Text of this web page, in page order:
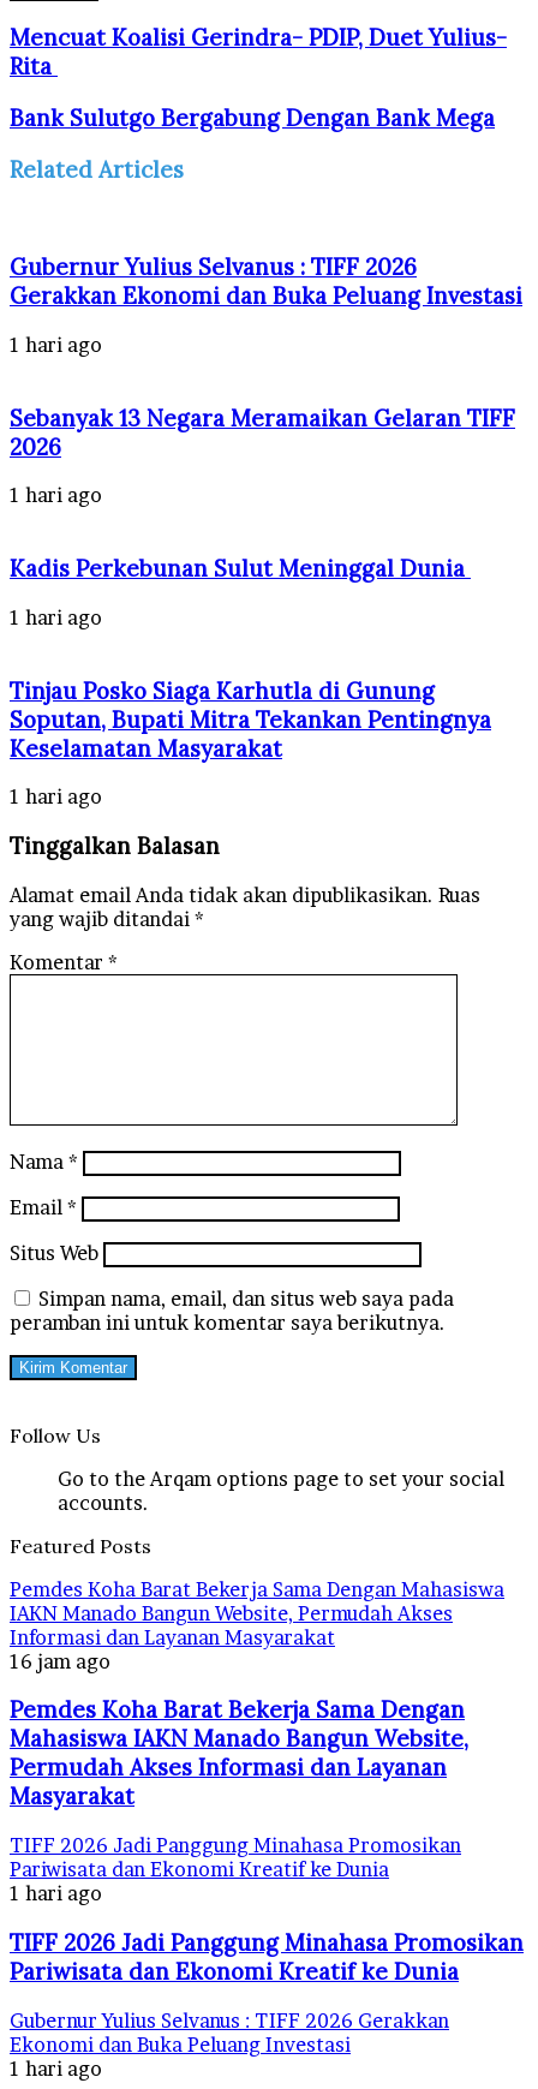
Mencuat Koalisi Gerindra- PDIP, Duet Yulius-
Rita
Bank Sulutgo Bergabung Dengan Bank Mega
Related Articles
Gubernur Yulius Selvanus : TIFF 2026
Gerakkan Ekonomi dan Buka Peluang Investasi
1 hari ago
Sebanyak 13 Negara Meramaikan Gelaran TIFF
2026
1 hari ago
Kadis Perkebunan Sulut Meninggal Dunia
1 hari ago
Tinjau Posko Siaga Karhutla di Gunung
Soputan, Bupati Mitra Tekankan Pentingnya
Keselamatan Masyarakat
1 hari ago
Tinggalkan Balasan
Alamat email Anda tidak akan dipublikasikan. Ruas
yang wajib ditandai *
Komentar *
Nama *
Email *
Situs Web
Simpan nama, email, dan situs web saya pada
peramban ini untuk komentar saya berikutnya.
Follow Us
Go to the Arqam options page to set your social
accounts.
Featured Posts
Pemdes Koha Barat Bekerja Sama Dengan Mahasiswa
IAKN Manado Bangun Website, Permudah Akses
Informasi dan Layanan Masyarakat
16 jam ago
Pemdes Koha Barat Bekerja Sama Dengan
Mahasiswa IAKN Manado Bangun Website,
Permudah Akses Informasi dan Layanan
Masyarakat
TIFF 2026 Jadi Panggung Minahasa Promosikan
Pariwisata dan Ekonomi Kreatif ke Dunia
1 hari ago
TIFF 2026 Jadi Panggung Minahasa Promosikan
Pariwisata dan Ekonomi Kreatif ke Dunia
Gubernur Yulius Selvanus : TIFF 2026 Gerakkan
Ekonomi dan Buka Peluang Investasi
1 hari ago